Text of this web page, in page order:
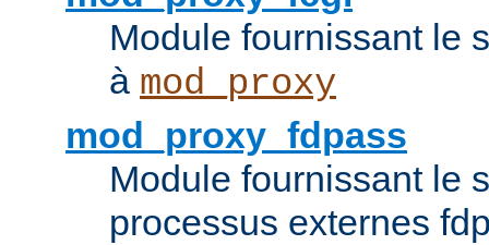
Module fournissant le
à mod_proxy
mod_proxy_fdpass
Module fournissant le
processus externes